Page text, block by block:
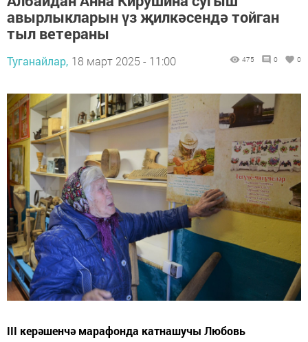
авырлыкларын үз җилкәсендә тойган
тыл ветераны
Туганайлар, 18 март 2025 - 11:00 475 0 0
III керәшенчә марафонда катнашучы Любовь